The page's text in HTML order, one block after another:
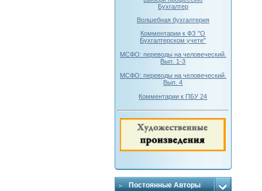
Бухгалтер
Волшебная бухгалтерия
Комментарии к ФЗ "О
Бухгалтерском учете"
МСФО: переводы на человеческий.
Вып. 1-3
МСФО: переводы на человеческий.
Вып. 4
Комментарии к ПБУ 24
Постоянные Авторы